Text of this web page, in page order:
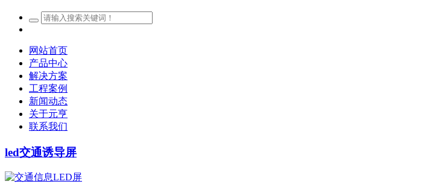
网站首页
产品中心
解决方案
工程案例
新闻动态
关于元亨
联系我们
led交通诱导屏